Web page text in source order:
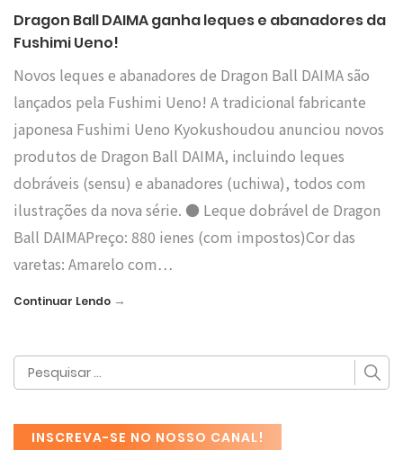
Dragon Ball DAIMA ganha leques e abanadores da
Fushimi Ueno!
Novos leques e abanadores de Dragon Ball DAIMA são
lançados pela Fushimi Ueno! A tradicional fabricante
japonesa Fushimi Ueno Kyokushoudou anunciou novos
produtos de Dragon Ball DAIMA, incluindo leques
dobráveis (sensu) e abanadores (uchiwa), todos com
ilustrações da nova série. ● Leque dobrável de Dragon
Ball DAIMAPreço: 880 ienes (com impostos)Cor das
varetas: Amarelo com…
Continuar Lendo →
INSCREVA-SE NO NOSSO CANAL!